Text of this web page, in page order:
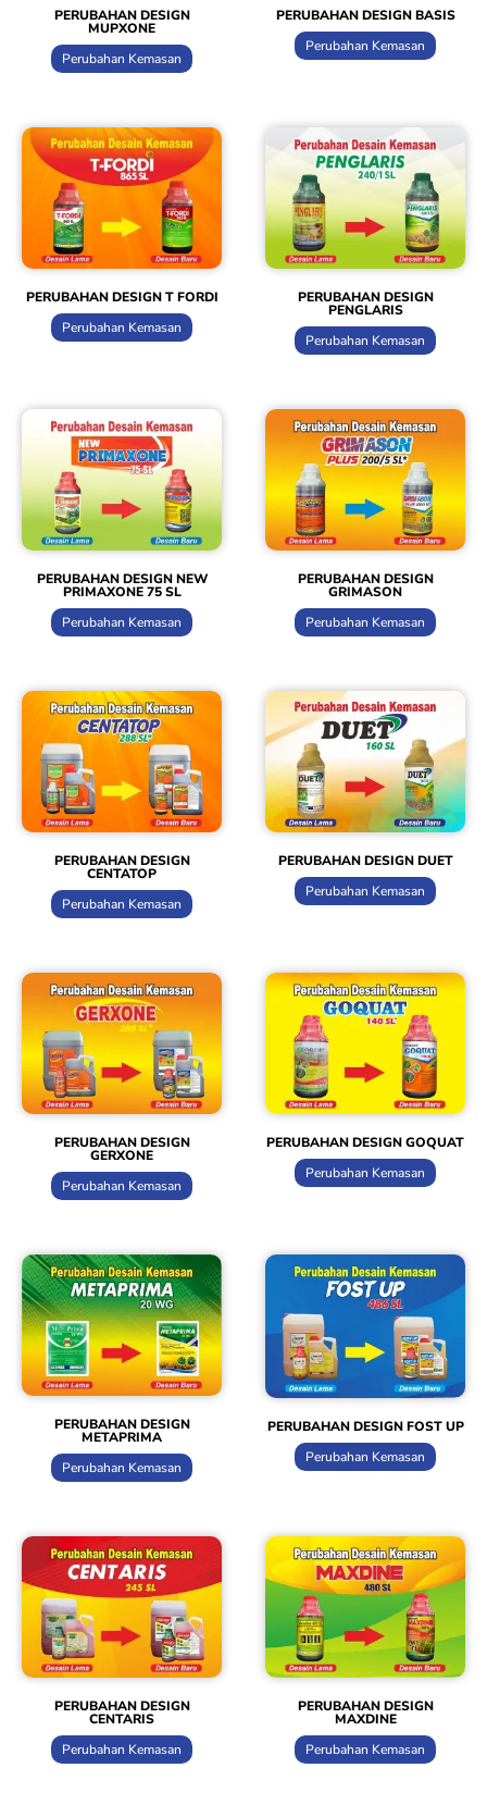
PERUBAHAN DESIGN
MUPXONE
Perubahan Kemasan
PERUBAHAN DESIGN BASIS
Perubahan Kemasan
PERUBAHAN DESIGN T FORDI
Perubahan Kemasan
PERUBAHAN DESIGN
PENGLARIS
Perubahan Kemasan
PERUBAHAN DESIGN NEW
PRIMAXONE 75 SL
Perubahan Kemasan
PERUBAHAN DESIGN
GRIMASON
Perubahan Kemasan
PERUBAHAN DESIGN
CENTATOP
Perubahan Kemasan
PERUBAHAN DESIGN DUET
Perubahan Kemasan
PERUBAHAN DESIGN
GERXONE
Perubahan Kemasan
PERUBAHAN DESIGN GOQUAT
Perubahan Kemasan
PERUBAHAN DESIGN
METAPRIMA
Perubahan Kemasan
PERUBAHAN DESIGN FOST UP
Perubahan Kemasan
PERUBAHAN DESIGN
CENTARIS
Perubahan Kemasan
PERUBAHAN DESIGN
MAXDINE
Perubahan Kemasan